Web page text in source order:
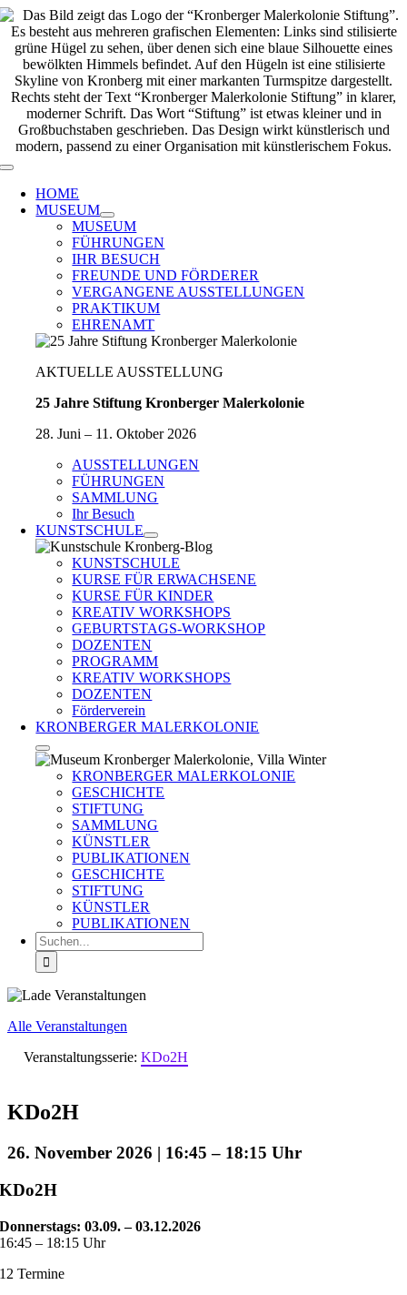
Zum
Inhalt
springen
Toggle
Navigation
HOME
MUSEUM
MUSEUM
FÜHRUNGEN
IHR BESUCH
FREUNDE UND FÖRDERER
VERGANGENE AUSSTELLUNGEN
PRAKTIKUM
EHRENAMT
AKTUELLE AUSSTELLUNG
25 Jahre Stiftung Kronberger Malerkolonie
28. Juni – 11. Oktober 2026
AUSSTELLUNGEN
FÜHRUNGEN
SAMMLUNG
Ihr Besuch
KUNSTSCHULE
KUNSTSCHULE
KURSE FÜR ERWACHSENE
KURSE FÜR KINDER
KREATIV WORKSHOPS
GEBURTSTAGS-WORKSHOP
DOZENTEN
PROGRAMM
KREATIV WORKSHOPS
DOZENTEN
Förderverein
KRONBERGER MALERKOLONIE
KRONBERGER MALERKOLONIE
GESCHICHTE
STIFTUNG
SAMMLUNG
KÜNSTLER
PUBLIKATIONEN
GESCHICHTE
STIFTUNG
KÜNSTLER
PUBLIKATIONEN
Suche
nach:
Alle Veranstaltungen
Veranstaltungsserie: KDo2H
KDo2H
26. November 2026 | 16:45 – 18:15
KDo2H
Donnerstags: 03.09. – 03.12.2026
16:45 – 18:15 Uhr
12 Termine